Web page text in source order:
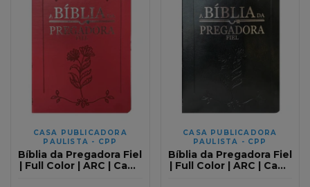
CASA PUBLICADORA
PAULISTA - CPP
Bíblia da Pregadora Fiel
| Full Color | ARC | Capa
CASA PUBLICADORA
PAULISTA - CPP
Bíblia da Pregadora Fiel
| Full Color | ARC | Capa